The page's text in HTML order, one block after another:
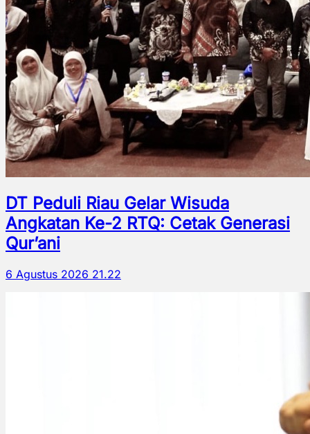
DT Peduli Riau Gelar Wisuda
Angkatan Ke-2 RTQ: Cetak Generasi
Qur’ani
6 Agustus 2026 21.22